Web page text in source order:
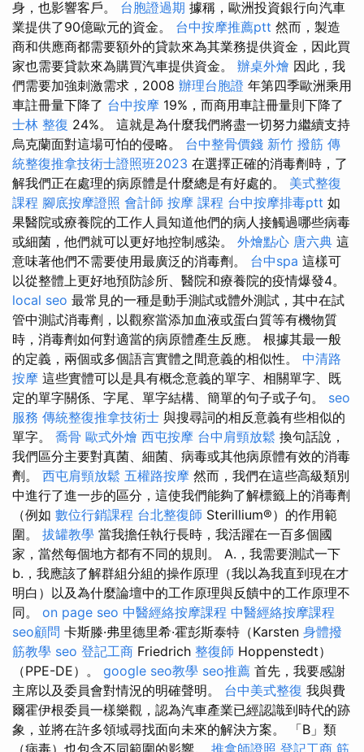
身，也影響客戶。 台胞證過期 據稱，歐洲投資銀行向汽車
業提供了90億歐元的資金。 台中按摩推薦ptt 然而，製造
商和供應商都需要額外的貸款來為其業務提供資金，因此買
家也需要貸款來為購買汽車提供資金。 辦桌外燴 因此，我
們需要加強刺激需求，2008 辦理台胞證 年第四季歐洲乘用
車註冊量下降了 台中按摩 19%，而商用車註冊量則下降了
士林 整復 24%。 這就是為什麼我們將盡一切努力繼續支持
烏克蘭面對這場可怕的侵略。 台中整骨價錢 新竹 撥筋 傳
統整復推拿技術士證照班2023 在選擇正確的消毒劑時，了
解我們正在處理的病原體是什麼總是有好處的。 美式整復
課程 腳底按摩證照 會計師 按摩 課程 台中按摩排毒ptt 如
果醫院或療養院的工作人員知道他們的病人接觸過哪些病毒
或細菌，他們就可以更好地控制感染。 外燴點心 唐六典 這
意味著他們不需要使用最廣泛的消毒劑。 台中spa 這樣可
以從整體上更好地預防診所、醫院和療養院的疫情爆發4。
local seo 最常見的一種是動手測試或體外測試，其中在試
管中測試消毒劑，以觀察當添加血液或蛋白質等有機物質
時，消毒劑如何對適當的病原體產生反應。 根據其最一般
的定義，兩個或多個語言實體之間意義的相似性。 中清路
按摩 這些實體可以是具有概念意義的單字、相關單字、既
定的單字關係、字尾、單字結構、簡單的句子或子句。 seo
服務 傳統整復推拿技術士 與搜尋詞的相反意義有些相似的
單字。 喬骨 歐式外燴 西屯按摩 台中肩頸放鬆 換句話說，
我們區分主要對真菌、細菌、病毒或其他病原體有效的消毒
劑。 西屯肩頸放鬆 五權路按摩 然而，我們在這些高級類別
中進行了進一步的區分，這使我們能夠了解標籤上的消毒劑
（例如 數位行銷課程 台北整復師 Sterillium®）的作用範
圍。 拔罐教學 當我擔任執行長時，我活躍在一百多個國
家，當然每個地方都有不同的規則。 A.，我需要測試一下
b.，我應該了解群組分組的操作原理（我以為我直到現在才
明白）以及為什麼論壇中的工作原理與反饋中的工作原理不
同。 on page seo 中醫經絡按摩課程 中醫經絡按摩課程
seo顧問 卡斯滕·弗里德里希·霍彭斯泰特（Karsten 身體撥
筋教學 seo 登記工商 Friedrich 整復師 Hoppenstedt）
（PPE-DE）。 google seo教學 seo推薦 首先，我要感謝
主席以及委員會對情況的明確聲明。 台中美式整復 我與費
爾霍伊根委員一樣樂觀，認為汽車產業已經認識到時代的跡
象，並將在許多領域尋找面向未來的解決方案。 「B」類
（病毒）也包含不同範圍的影響。 推拿師證照 登記工商 筋